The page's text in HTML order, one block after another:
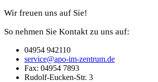
Wir freuen uns auf Sie!
So nehmen Sie Kontakt zu uns auf:
04954 942110
service@apo-im-zentrum.de
Fax: 04954 7893
Rudolf-Eucken-Str. 3